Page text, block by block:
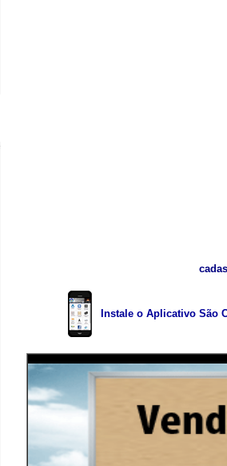
Instale o Aplicativo São